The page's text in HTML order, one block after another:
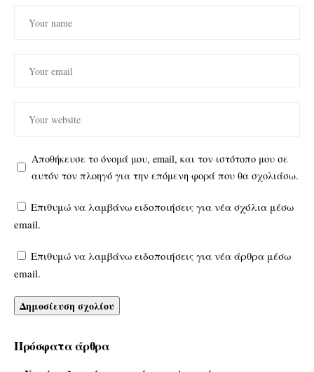
Αποθήκευσε το όνομά μου, email, και τον ιστότοπο μου σε
αυτόν τον πλοηγό για την επόμενη φορά που θα σχολιάσω.
Επιθυμώ να λαμβάνω ειδοποιήσεις για νέα σχόλια μέσω
email.
Επιθυμώ να λαμβάνω ειδοποιήσεις για νέα άρθρα μέσω
email.
Πρόσφατα άρθρα